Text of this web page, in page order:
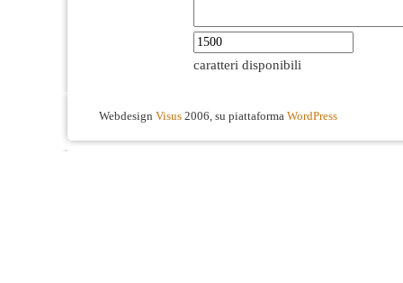
caratteri disponibili
Webdesign Visus 2006, su piattaforma WordPress